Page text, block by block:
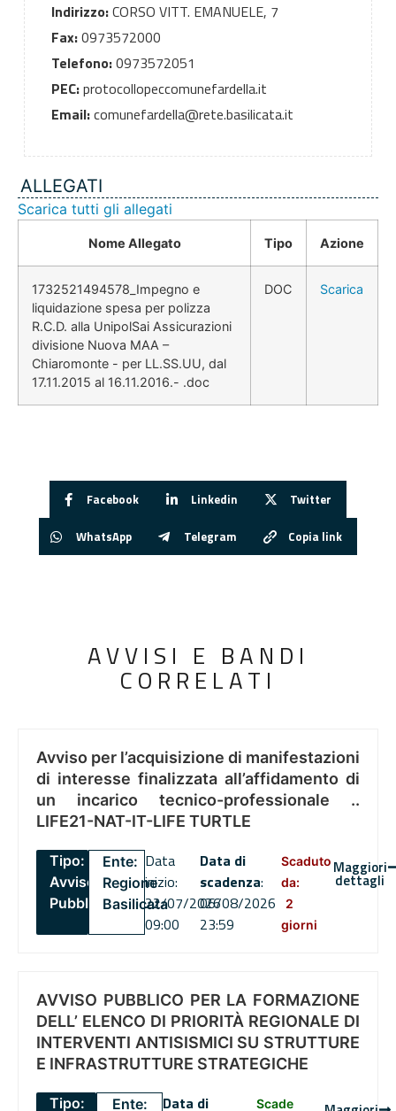
Indirizzo:CORSO VITT. EMANUELE, 7
Fax:0973572000
Telefono:0973572051
PEC:protocollopeccomunefardella.it
Email:comunefardella@rete.basilicata.it
ALLEGATI
Scarica tutti gli allegati
Nome Allegato Tipo Azione
1732521494578_Impegno e
liquidazione spesa per polizza
R.C.D. alla UnipolSai Assicurazioni
divisione Nuova MAA –
Chiaromonte - per LL.SS.UU, dal
17.11.2015 al 16.11.2016.- .doc
DOC Scarica
Facebook Linkedin Twitter
WhatsApp Telegram Copia link
AVVISI E BANDI
CORRELATI
Avviso per l’acquisizione di manifestazioni
di interesse finalizzata all’affidamento di
un incarico tecnico-professionale ..
LIFE21-NAT-IT-LIFE TURTLE
Tipo:
Avviso
Pubblico
Ente:
Regione
Basilicata
Data
inizio:
22/07/2026
09:00
Data di
scadenza:
06/08/2026
23:59
Scaduto
da:
2
giorni
Maggiori
dettagli
AVVISO PUBBLICO PER LA FORMAZIONE
DELL’ ELENCO DI PRIORITÀ REGIONALE DI
INTERVENTI ANTISISMICI SU STRUTTURE
E INFRASTRUTTURE STRATEGICHE
Tipo: Ente: Data di Scade